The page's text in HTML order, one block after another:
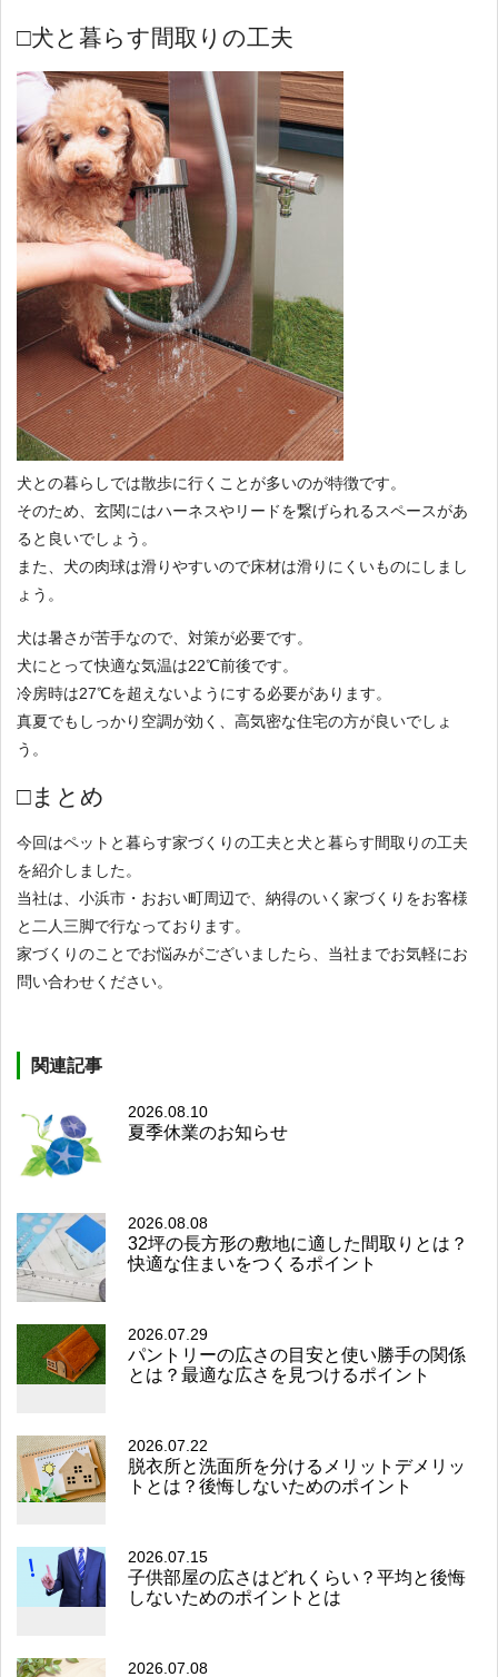
□犬と暮らす間取りの工夫
犬との暮らしでは散歩に行くことが多いのが特徴です。
そのため、玄関にはハーネスやリードを繋げられるスペースがあ
ると良いでしょう。
また、犬の肉球は滑りやすいので床材は滑りにくいものにしまし
ょう。
犬は暑さが苦手なので、対策が必要です。
犬にとって快適な気温は22℃前後です。
冷房時は27℃を超えないようにする必要があります。
真夏でもしっかり空調が効く、高気密な住宅の方が良いでしょ
う。
□まとめ
今回はペットと暮らす家づくりの工夫と犬と暮らす間取りの工夫
を紹介しました。
当社は、小浜市・おおい町周辺で、納得のいく家づくりをお客様
と二人三脚で行なっております。
家づくりのことでお悩みがございましたら、当社までお気軽にお
問い合わせください。
関連記事
2026.08.10
夏季休業のお知らせ
2026.08.08
32坪の長方形の敷地に適した間取りとは？
快適な住まいをつくるポイント
2026.07.29
パントリーの広さの目安と使い勝手の関係
とは？最適な広さを見つけるポイント
2026.07.22
脱衣所と洗面所を分けるメリットデメリッ
トとは？後悔しないためのポイント
2026.07.15
子供部屋の広さはどれくらい？平均と後悔
しないためのポイントとは
2026.07.08